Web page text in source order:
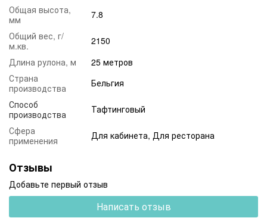
Общая высота,
мм
7.8
Общий вес, г/
м.кв.
2150
Длина рулона, м
25 метров
Страна
производства
Бельгия
Способ
производства
Тафтинговый
Сфера
применения
Для кабинета, Для ресторана
Отзывы
Добавьте первый отзыв
Написать отзыв